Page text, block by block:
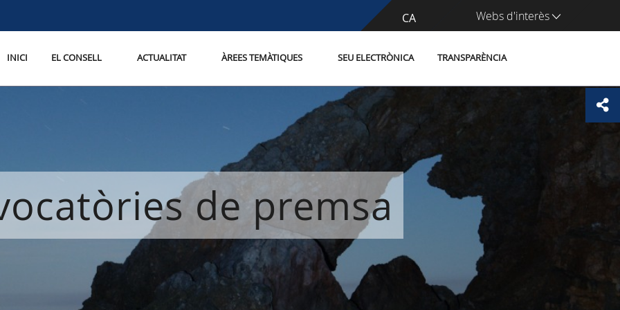
CA
ES Webs d'interès
INICI EL CONSELL ACTUALITAT ÀREES TEMÀTIQUES SEU ELECTRÒNICA TRANSPARÈNCIA
de premsa